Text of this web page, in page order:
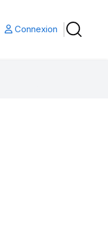
Connexion